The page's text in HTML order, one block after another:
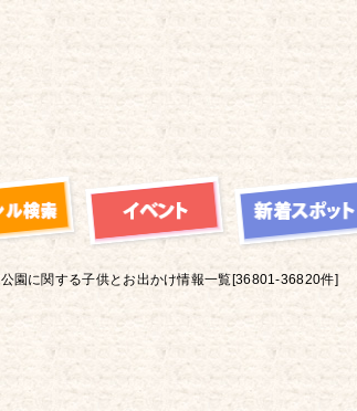
公園に関する子供とお出かけ情報一覧[36801-36820件]